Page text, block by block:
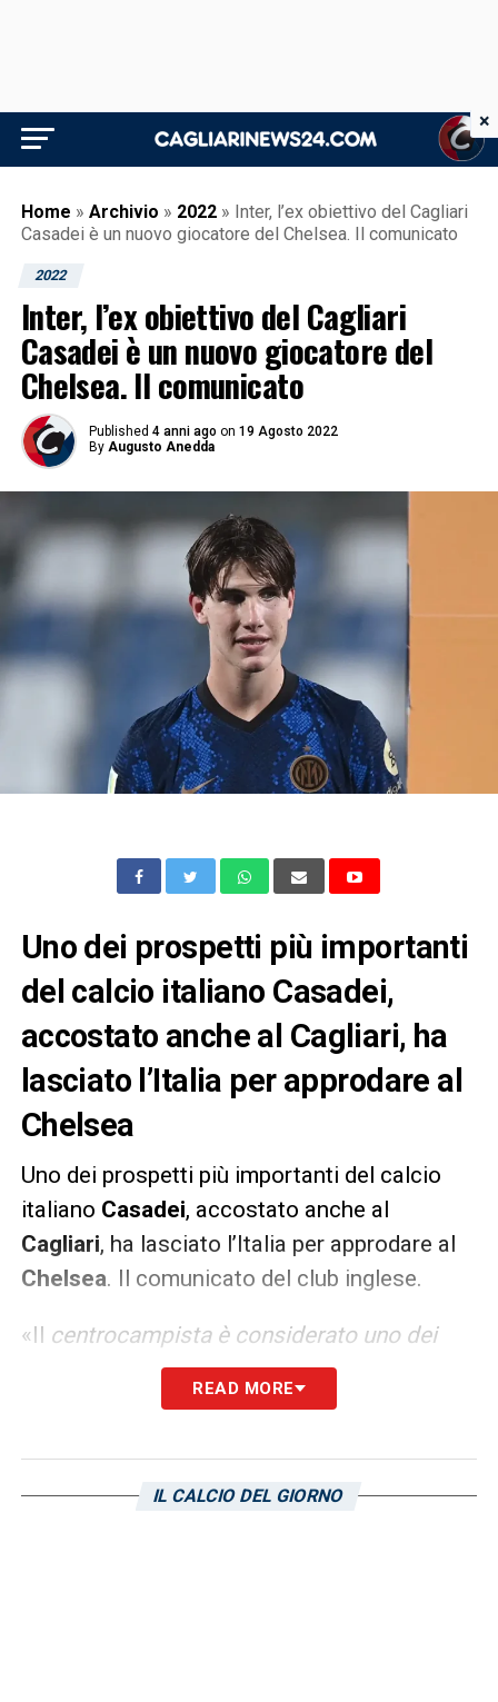
Home » Archivio » 2022 » Inter, l’ex obiettivo del Cagliari
Casadei è un nuovo giocatore del Chelsea. Il comunicato
2022
Inter, l’ex obiettivo del Cagliari
Casadei è un nuovo giocatore del
Chelsea. Il comunicato
Published 4 anni ago on 19 Agosto 2022
By Augusto Anedda
Uno dei prospetti più importanti
del calcio italiano Casadei,
accostato anche al Cagliari, ha
lasciato l’Italia per approdare al
Chelsea
Uno dei prospetti più importanti del calcio
italiano Casadei, accostato anche al
Cagliari, ha lasciato l’Italia per approdare al
Chelsea. Il comunicato del club inglese.
«Il centrocampista è considerato uno dei
prospetti più brillanti in Italia, dopo aver
brillato a livello giovanile per club e
Campionato Europeo Under 19. Casadei è
READ MORE
IL CALCIO DEL GIORNO
×